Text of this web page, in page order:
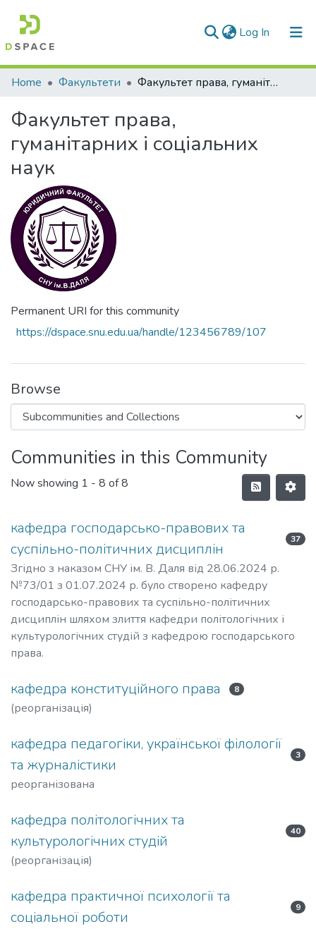
Log In (current)
Communities & Collections
All of DSpace
Home Факультети Факультет права, гуманітарних і соціальних наук
Факультет права,
гуманітарних і соціальних
наук
Permanent URI for this community
https://dspace.snu.edu.ua/handle/123456789/107
Browse
Communities in this Community
Now showing 1 - 8 of 8
кафедра господарсько-правових та
суспільно-політичних дисциплін
37
Згідно з наказом СНУ ім. В. Даля від 28.06.2024 р.
№73/01 з 01.07.2024 р. було створено кафедру
господарсько-правових та суспільно-політичних
дисциплін шляхом злиття кафедри політологічних і
культурологічних студій з кафедрою господарського
права.
кафедра конституційного права 8
(реорганізація)
кафедра педагогіки, української філології
та журналістики
3
реорганізована
кафедра політологічних та
культурологічних студій
40
(реорганізація)
кафедра практичної психології та
соціальної роботи
9